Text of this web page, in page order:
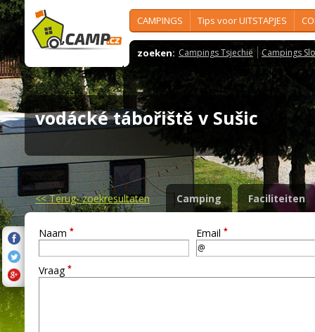
CAMPINGS Tips voor UITSTAPJES
zoeken: Campings Tsjechië Campings
vodácké tábořiště v Sušic
<<Terug- zoekresultaten Camping Faciliteiten
Naam * Email *
Vraag *